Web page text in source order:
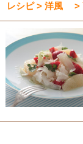
レシピ > 洋風 >